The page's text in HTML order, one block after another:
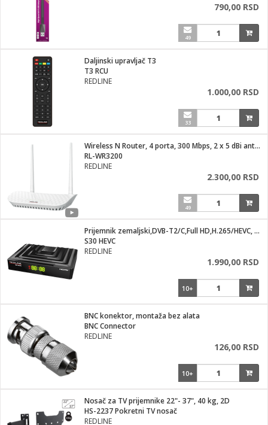
790,00 RSD
49
Daljinski upravljač T3
T3 RCU
REDLINE
1.000,00 RSD
33
Wireless N Router, 4 porta, 300 Mbps, 2 x 5 dBi antena
RL-WR3200
REDLINE
2.300,00 RSD
49
Prijemnik zemaljski,DVB-T2/C,Full HD,H.265/HEVC, WiFi
S30 HEVC
REDLINE
1.990,00 RSD
10+
BNC konektor, montaža bez alata
BNC Connector
REDLINE
126,00 RSD
10+
Nosač za TV prijemnike 22"- 37", 40 kg, 2D
HS-2237 Pokretni TV nosač
REDLINE